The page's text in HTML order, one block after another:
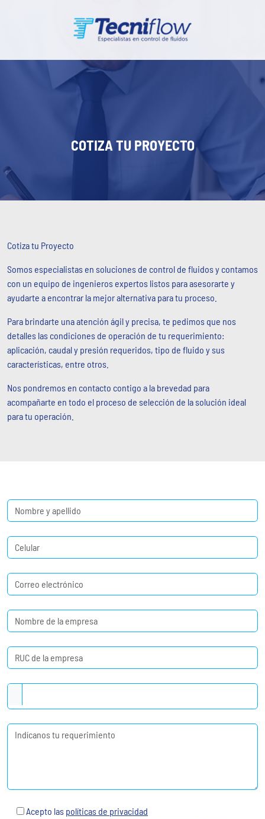
COTIZA TU PROYECTO
Cotiza tu Proyecto
Somos especialistas en soluciones de control de fluidos y contamos
con un equipo de ingenieros expertos listos para asesorarte y
ayudarte a encontrar la mejor alternativa para tu proceso.
Para brindarte una atención ágil y precisa, te pedimos que nos
detalles las condiciones de operación de tu requerimiento:
aplicación, caudal y presión requeridos, tipo de fluido y sus
características, entre otros.
Nos pondremos en contacto contigo a la brevedad para
acompañarte en todo el proceso de selección de la solución ideal
para tu operación.
Acepto las políticas de privacidad